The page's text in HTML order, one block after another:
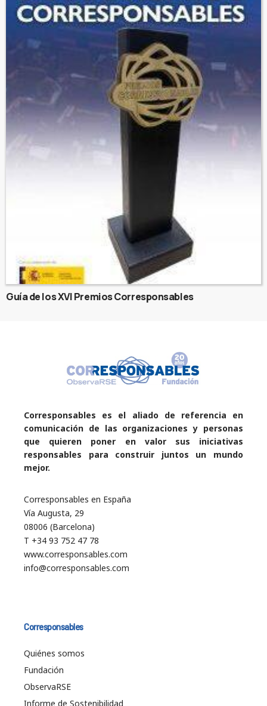
Guía de los XVI Premios Corresponsables
Corresponsables es el aliado de referencia en
comunicación de las organizaciones y personas
que quieren poner en valor sus iniciativas
responsables para construir juntos un mundo
mejor.
Corresponsables en España
Vía Augusta, 29
08006 (Barcelona)
T +34 93 752 47 78
www.corresponsables.com
info@corresponsables.com
Corresponsables
Quiénes somos
Fundación
ObservaRSE
Informe de Sostenibilidad